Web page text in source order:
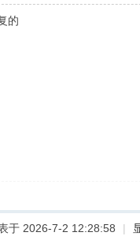
的
于 2026-7-2 12:28:58